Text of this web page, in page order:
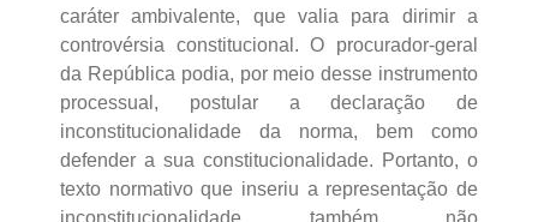
caráter ambivalente, que valia para dirimir a
controvérsia constitucional. O procurador-geral
da República podia, por meio desse instrumento
processual, postular a declaração de
inconstitucionalidade da norma, bem como
defender a sua constitucionalidade. Portanto, o
texto normativo que inseriu a representação de
inconstitucionalidade também não